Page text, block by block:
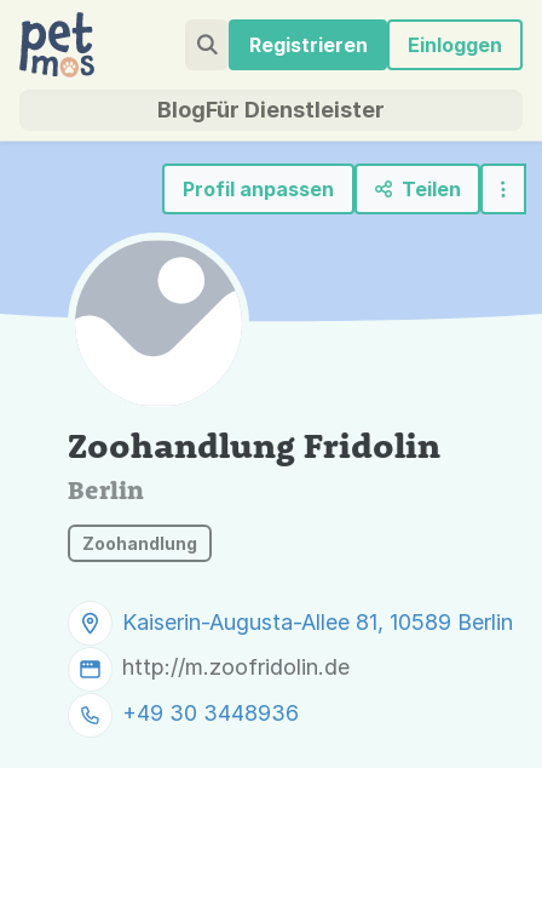
Registrieren Einloggen
BlogFür Dienstleister
Profil anpassen Teilen
Zoohandlung Fridolin
Berlin
Zoohandlung
Kaiserin-Augusta-Allee 81, 10589 Berlin
http://m.zoofridolin.de
+49 30 3448936